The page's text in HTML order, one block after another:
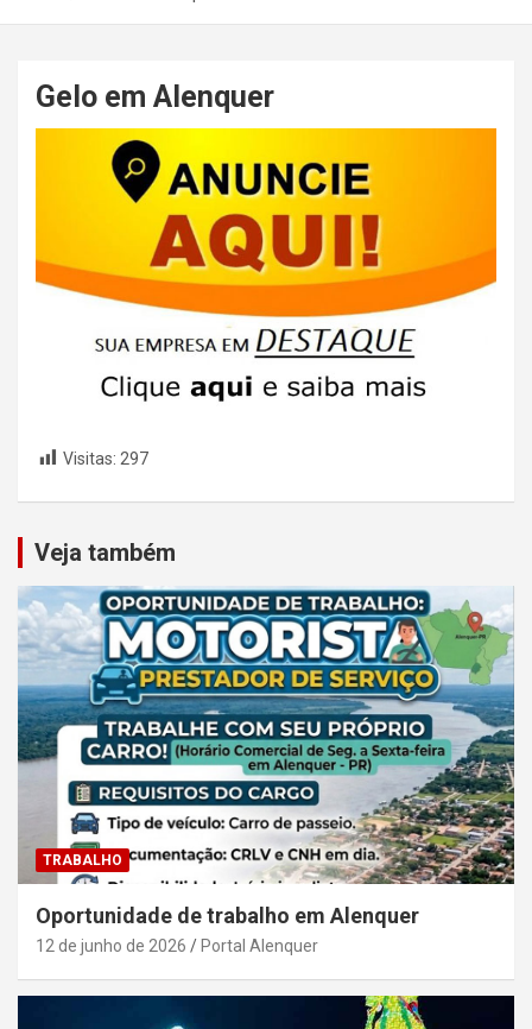
Gelo em Alenquer
Visitas: 297
Veja também
TRABALHO
Oportunidade de trabalho em Alenquer
12 de junho de 2026 Portal Alenquer